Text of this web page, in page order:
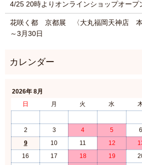
4/25 20時よりオンラインショップオープ
花咲く都 京都展 〈大丸福岡天神店 本
～3月30日
2026年 8月
日
月 火 水
2
3 4 5 6
9
10 11 12
16
17 18 19